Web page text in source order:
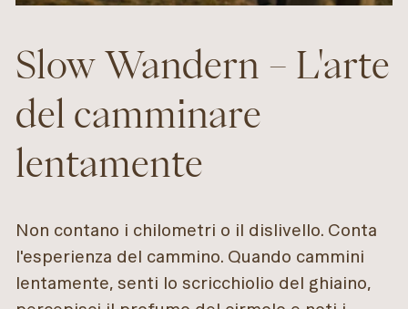
Slow Wandern – L'arte
del camminare
lentamente
Non contano i chilometri o il dislivello. Conta
l'esperienza del cammino. Quando cammini
lentamente, senti lo scricchiolio del ghiaino,